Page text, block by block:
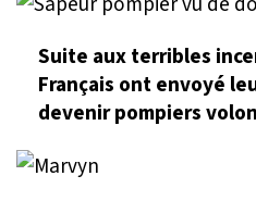
Suite aux terribles
Français ont envoyé
devenir pompiers